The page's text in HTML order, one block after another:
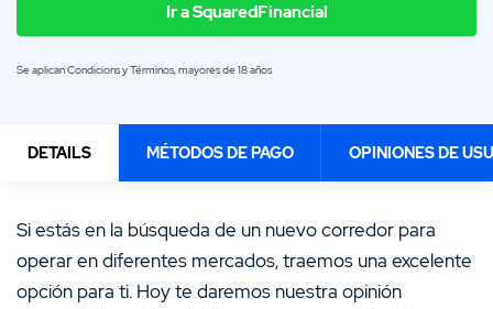
Ir a SquaredFinancial
Se aplican Condicions y Términos, mayores de 18 años
DEPÓSITO MÍNIMO PROTECCIÓN DE DATOS
DETAILS MÉTODOS DE PAGO OPINIONES DE
Si estás en la búsqueda de un nuevo corredor para
operar en diferentes mercados, traemos una excelente
opción para ti. Hoy te daremos nuestra opinión